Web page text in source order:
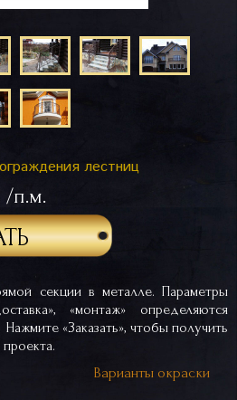
лестниц
/п.м.
секции в металле. Параметры
«монтаж» определяются
«Заказать», чтобы получить
Варианты окраски